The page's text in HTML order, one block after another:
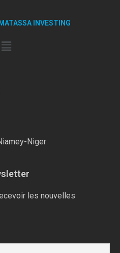
INVESTING
Niger
les nouvelles